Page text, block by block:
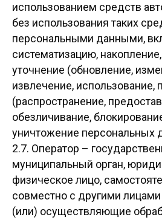
использованием средств
без использования таких
персональными данными,
систематизацию,
уточнение (обновление,
извлечение, использование,
(распространение,
обезличивание,
уничтожение персональных
2.7. Оператор –
муниципальный орган,
физическое лицо,
совместно с другими
(или) осуществляющие